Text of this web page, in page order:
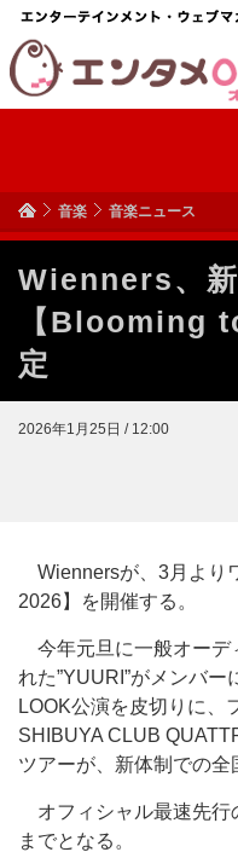
音楽 音楽ニュース
Wienners、
【Blooming
定
2026年1月25日 / 12:00
Wiennersが、3月より
2026】を開催する。
今年元旦に一般オーデ
れた”YUURI”がメンバ
LOOK公演を皮切りに、
SHIBUYA CLUB
ツアーが、新体制での全
オフィシャル最速先行
までとなる。